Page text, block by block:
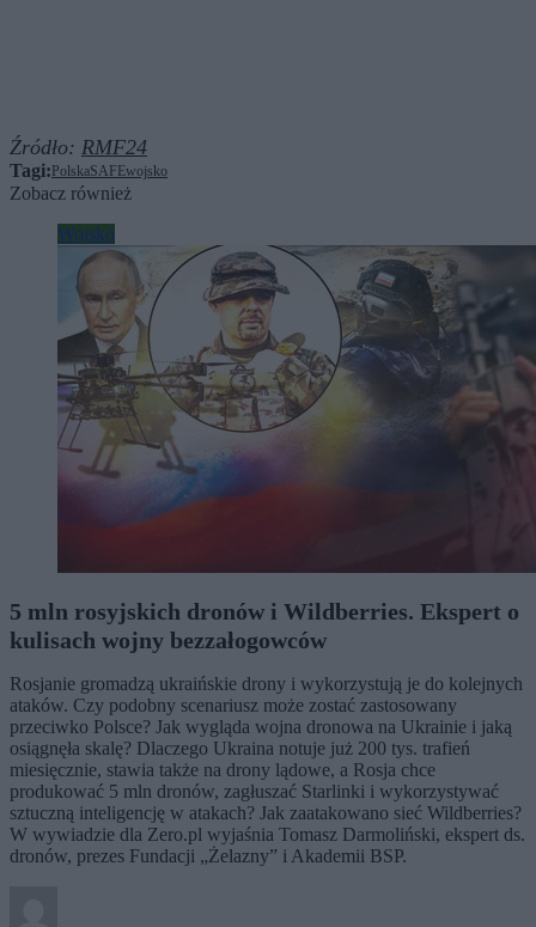
Źródło: RMF24
Tagi:PolskaSAFEwojsko
Zobacz również
Wojsko
5 mln rosyjskich dronów i Wildberries. Ekspert o
kulisach wojny bezzałogowców
Rosjanie gromadzą ukraińskie drony i wykorzystują je do kolejnych
ataków. Czy podobny scenariusz może zostać zastosowany
przeciwko Polsce? Jak wygląda wojna dronowa na Ukrainie i jaką
osiągnęła skalę? Dlaczego Ukraina notuje już 200 tys. trafień
miesięcznie, stawia także na drony lądowe, a Rosja chce
produkować 5 mln dronów, zagłuszać Starlinki i wykorzystywać
sztuczną inteligencję w atakach? Jak zaatakowano sieć Wildberries?
W wywiadzie dla Zero.pl wyjaśnia Tomasz Darmoliński, ekspert ds.
dronów, prezes Fundacji „Żelazny” i Akademii BSP.